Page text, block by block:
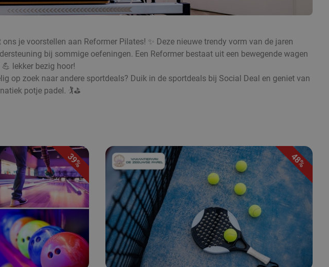
je voorstellen aan Reformer Pilates! ✨ Deze nieuwe trendy vorm van de jaren
bij sommige oefeningen. Een Reformer bestaat uit een bewegende wagen
lekker bezig hoor!
op zoek naar andere sportdeals? Duik in de sportdeals bij Social Deal en geniet van
potje padel. 🏌️⛳
39% 48%